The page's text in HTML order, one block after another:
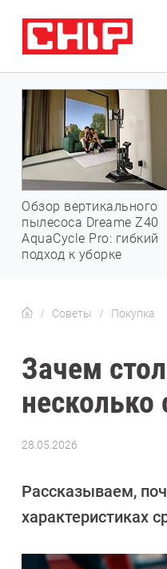
Обзор вертикального
пылесоса Dreame Z40
AquaCycle Pro: гибкий
подход к уборке
Советы Покупка
Зачем
28.05.2026
Рассказываем,
характеристиках